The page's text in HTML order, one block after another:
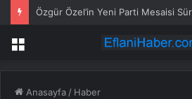
Menü
Anasayfa / Haber